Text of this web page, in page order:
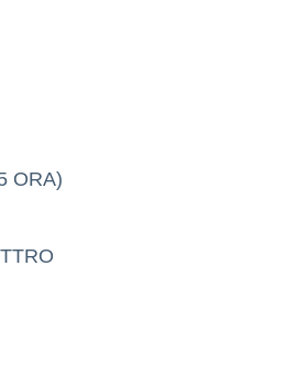
ORA)